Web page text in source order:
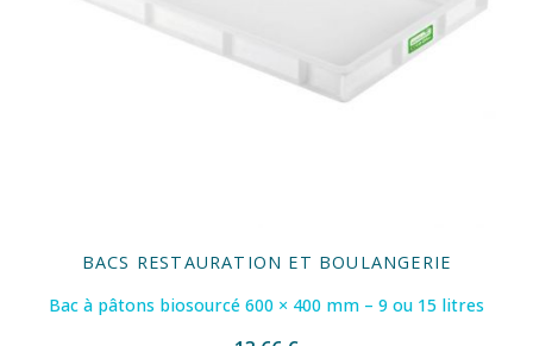
BACS RESTAURATION ET BOULANGERIE
Bac à pâtons biosourcé 600 × 400 mm – 9 ou 15 litres